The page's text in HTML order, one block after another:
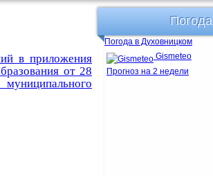
в приложения
от 28
Погода
Погода в Духовницком
Gismeteo
Прогноз на 2 недели